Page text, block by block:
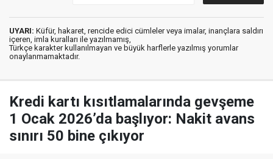
UYARI: Küfür, hakaret, rencide edici cümleler veya imalar, inançlara saldırı
içeren, imla kuralları ile yazılmamış,
Türkçe karakter kullanılmayan ve büyük harflerle yazılmış yorumlar
onaylanmamaktadır.
Kredi kartı kısıtlamalarında gevşeme
1 Ocak 2026’da başlıyor: Nakit avans
sınırı 50 bine çıkıyor